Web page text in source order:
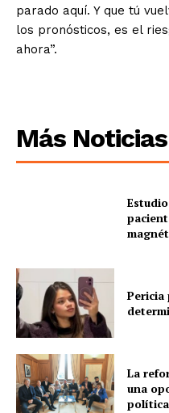
parado aquí. Y que tú
los pronósticos, es el
ahora”.
Más Noticias
Pericia
La
una
política